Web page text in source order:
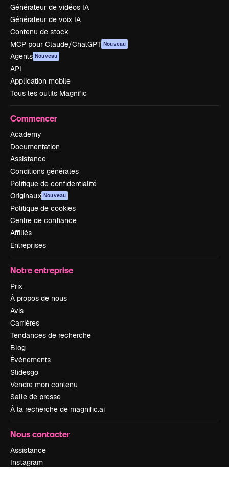
Générateur de vidéos IA
Générateur de voix IA
Contenu de stock
MCP pour Claude/ChatGPT Nouveau
Agents Nouveau
API
Application mobile
Tous les outils Magnific
Commencer
Academy
Documentation
Assistance
Conditions générales
Politique de confidentialité
Originaux Nouveau
Politique de cookies
Centre de confiance
Affiliés
Entreprises
Notre entreprise
Prix
À propos de nous
Avis
Carrières
Tendances de recherche
Blog
Événements
Slidesgo
Vendre mon contenu
Salle de presse
À la recherche de magnific.ai
Nous contacter
Assistance
Instagram